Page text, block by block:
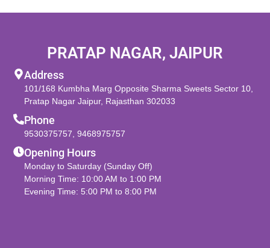
PRATAP NAGAR, JAIPUR
Address
101/168 Kumbha Marg Opposite Sharma Sweets Sector 10,
Pratap Nagar Jaipur, Rajasthan 302033
Phone
9530375757,9468975757
Opening Hours
Monday to Saturday (Sunday Off)
Morning Time: 10:00 AM to 1:00 PM
Evening Time: 5:00 PM to 8:00 PM